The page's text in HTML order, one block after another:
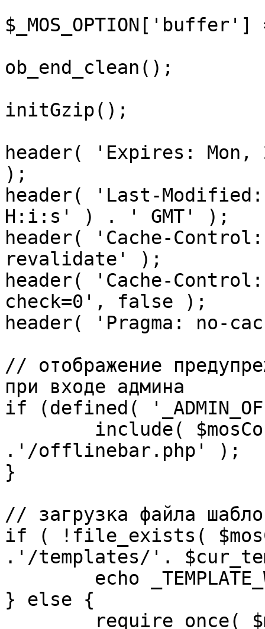
ob_end_clean();
initGzip();
header( 'Expires: Mon,
);
header( 'Last-
H:i:s' ) . ' GMT' );
header( 'Cache-
revalidate' );
header( 'Cache-
check=0', false );
header( 'Pragma: no-
// отображение
при входе админа
if (defined(
.'/offlinebar.php' );
}
// загрузка файла
if ( !file_exists(
.'/templates/'.
} else {